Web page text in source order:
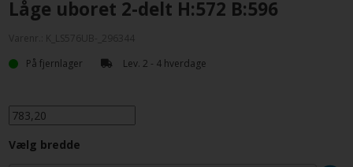
Låge uboret 2-delt H:572 B:596
På fjernlager
Lev. 2 - 4 hverdage
Vælg bredde